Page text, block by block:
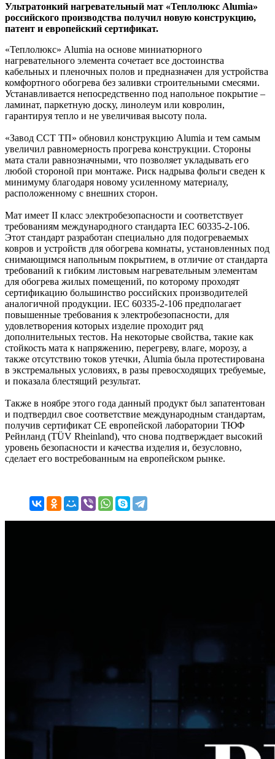
Ультратонкий нагревательный мат «Теплолюкс Alumia»
российского производства получил новую конструкцию,
патент и европейский сертификат.
«Теплолюкс» Alumia на основе миниатюрного
нагревательного элемента сочетает все достоинства
кабельных и пленочных полов и предназначен для устройства
комфортного обогрева без заливки строительными смесями.
Устанавливается непосредственно под напольное покрытие –
ламинат, паркетную доску, линолеум или ковролин,
гарантируя тепло и не увеличивая высоту пола.
«Завод ССТ ТП» обновил конструкцию Alumia и тем самым
увеличил равномерность прогрева конструкции. Стороны
мата стали равнозначными, что позволяет укладывать его
любой стороной при монтаже. Риск надрыва фольги сведен к
минимуму благодаря новому усиленному материалу,
расположенному с внешних сторон.
Мат имеет II класс электробезопасности и соответствует
требованиям международного стандарта IEC 60335-2-106.
Этот стандарт разработан специально для подогреваемых
ковров и устройств для обогрева комнаты, установленных под
снимающимся напольным покрытием, в отличие от стандарта
требований к гибким листовым нагревательным элементам
для обогрева жилых помещений, по которому проходят
сертификацию большинство российских производителей
аналогичной продукции. IEC 60335-2-106 предполагает
повышенные требования к электробезопасности, для
удовлетворения которых изделие проходит ряд
дополнительных тестов. На некоторые свойства, такие как
стойкость мата к напряжению, перегреву, влаге, морозу, а
также отсутствию токов утечки, Alumia была протестирована
в экстремальных условиях, в разы превосходящих требуемые,
и показала блестящий результат.
Также в ноябре этого года данный продукт был запатентован
и подтвердил свое соответствие международным стандартам,
получив сертификат CE европейской лаборатории ТЮФ
Рейнланд (TÜV Rheinland), что снова подтверждает высокий
уровень безопасности и качества изделия и, безусловно,
сделает его востребованным на европейском рынке.